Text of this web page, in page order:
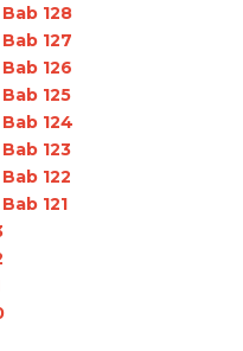
128
127
126
125
124
123
122
121